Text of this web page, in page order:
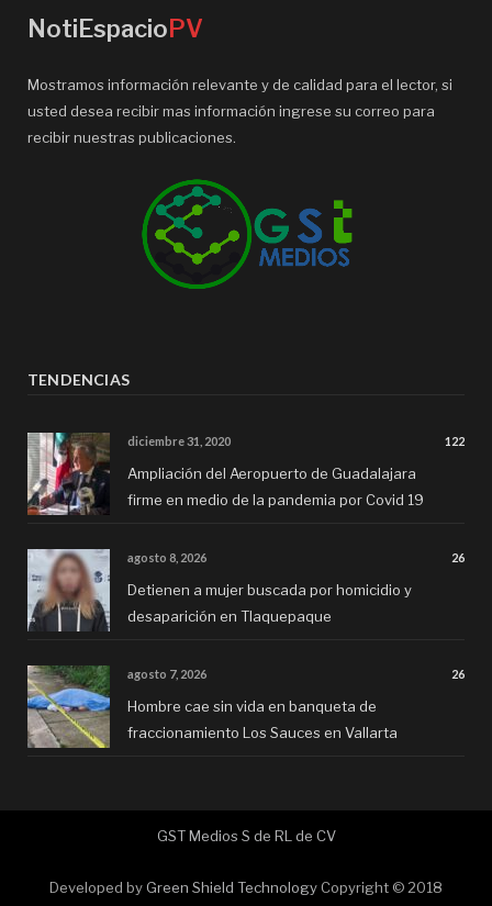
NotiEspacio PV
Mostramos información relevante y de calidad para el lector, si
usted desea recibir mas información ingrese su correo para
recibir nuestras publicaciones.
TENDENCIAS
diciembre 31, 2020 122
Ampliación del Aeropuerto de Guadalajara
firme en medio de la pandemia por Covid 19
agosto 8, 2026 26
Detienen a mujer buscada por homicidio y
desaparición en Tlaquepaque
agosto 7, 2026 26
Hombre cae sin vida en banqueta de
fraccionamiento Los Sauces en Vallarta
GST Medios S de RL de CV
Developed by Green Shield Technology Copyright © 2018